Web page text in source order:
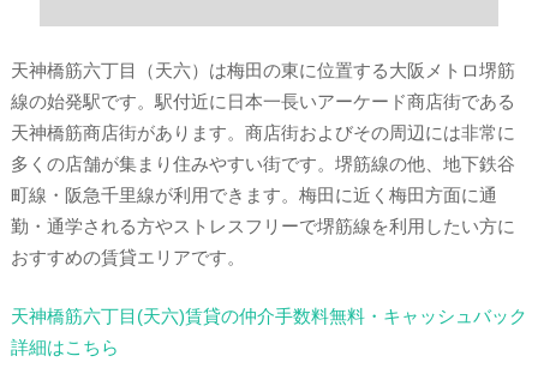
天神橋筋六丁目（天六）は梅田の東に位置する大阪メトロ堺筋
線の始発駅です。駅付近に日本一長いアーケード商店街である
天神橋筋商店街があります。商店街およびその周辺には非常に
多くの店舗が集まり住みやすい街です。堺筋線の他、地下鉄谷
町線・阪急千里線が利用できます。梅田に近く梅田方面に通
勤・通学される方やストレスフリーで堺筋線を利用したい方に
おすすめの賃貸エリアです。
天神橋筋六丁目(天六)賃貸の仲介手数料無料・キャッシュバック
詳細はこちら